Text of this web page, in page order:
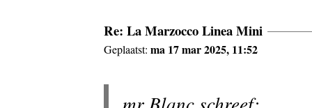
Re: La Marzocco Linea Mini
Geplaatst:ma 17 mar 2025, 11:52